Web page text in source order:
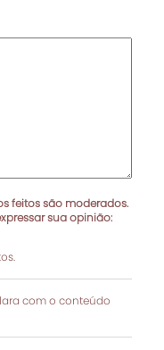
feitos são moderados.
sua opinião:
com o conteúdo